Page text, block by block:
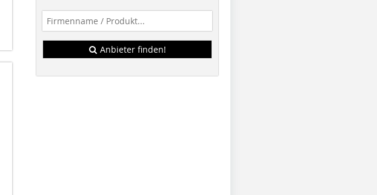
Anbieter finden!